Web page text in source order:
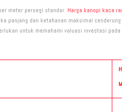
meter persegi standar. Harga kanopi kaca
panjang dan ketahanan maksimal
untuk memahami valuasi investasi